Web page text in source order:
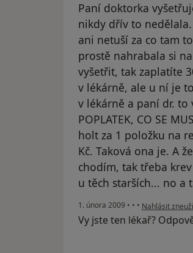
Paní doktorka
nikdy dřív to
ani netuší za co tam
prostě nahrabala si
vyšetřit, tak zaplatíte
v lékárně, ale u ní je
v lékárně a paní dr. to
POPLATEK, CO SE
holt za 1 položku na
Kč. Taková ona je. A
chodím, tak třeba
u těch starších... no a
1. února 2009 • • • podle názoru
Nahlásit
Vy jste ten lékař?